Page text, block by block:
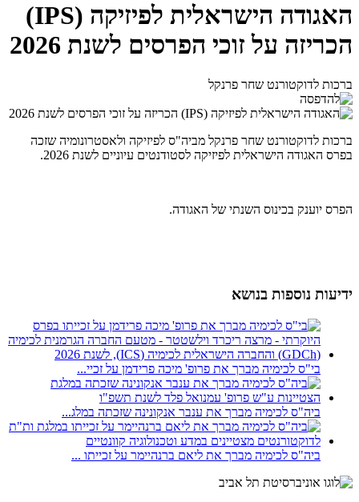
האגודה הישראלית לפיזיקה (IPS)
הכריזה על זוכי הפרסים לשנת 2026
ברכות לדוקטורנט שחר פרנקל
ברכות לדוקטורנט שחר פרנקל מביה"ס לפיזיקה ולאסטרונומיה שזכה
בפרס האגודה הישראלית לפיזיקה לסטודנטים עיוניים לשנת 2026.
הפרס יוענק בכינוס השנתי של האגודה.
ידיעות נוספות בנושא
בי"ס לכימיה מברך את פרופ' מיכה פרידמן על זכיי...
ביה"ס לכימיה מברך את ענבר אנקונינה שזכתה במלג...
ביה"ס לכימיה מברך את ליאם ברנהיימר על זכייתו ...